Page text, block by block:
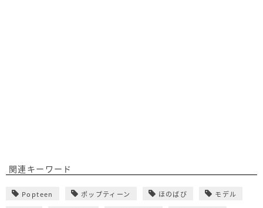
関連キーワード
Popteen ポップティーン ほのばび モデル